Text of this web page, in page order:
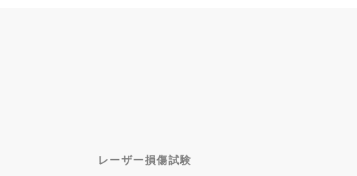
レーザー損傷試験